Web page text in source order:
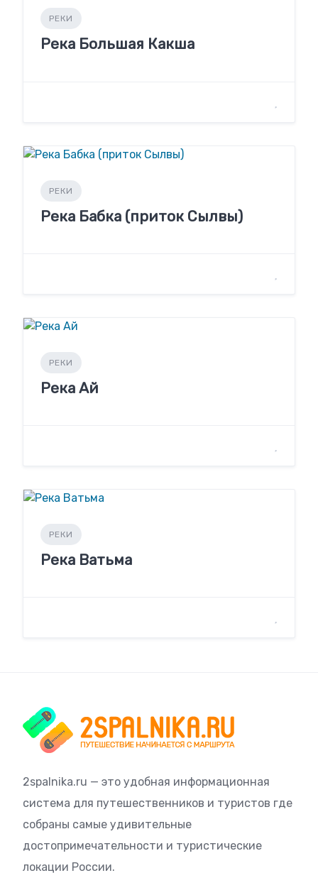
РЕКИ
Река Большая Какша
РЕКИ
Река Бабка (приток Сылвы)
РЕКИ
Река Ай
РЕКИ
Река Ватьма
2spalnika.ru — это удобная информационная
система для путешественников и туристов где
собраны самые удивительные
достопримечательности и туристические
локации России.